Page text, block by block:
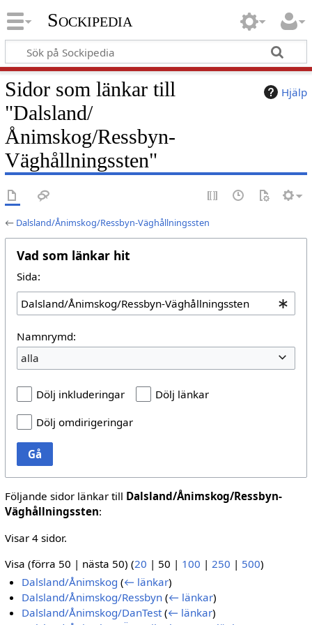
Sockipedia
Hjälp
Sidor som länkar till
"Dalsland/
Ånimskog/Ressbyn-
Väghållningssten"
← Dalsland/Ånimskog/Ressbyn-Väghållningssten
Vad som länkar hit
Sida:
Namnrymd:
alla
Dölj inkluderingar
Dölj länkar
Dölj omdirigeringar
Gå
Följande sidor länkar till Dalsland/Ånimskog/Ressbyn-
Väghållningssten:
Visar 4 sidor.
Visa (förra 50 | nästa 50) (20 | 50 | 100 | 250 | 500)
Dalsland/Ånimskog (← länkar)
Dalsland/Ånimskog/Ressbyn (← länkar)
Dalsland/Ånimskog/DanTest (← länkar)